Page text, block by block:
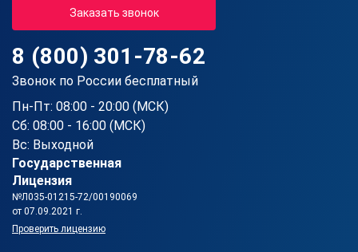
Заказать звонок
8 (800) 301-78-62
Звонок по России бесплатный
Пн-Пт: 08:00 - 20:00 (МСК)
Сб: 08:00 - 16:00 (МСК)
Вс: Выходной
Государственная
Лицензия
№Л035-01215-72/00190069
от 07.09.2021 г.
Проверить лицензию